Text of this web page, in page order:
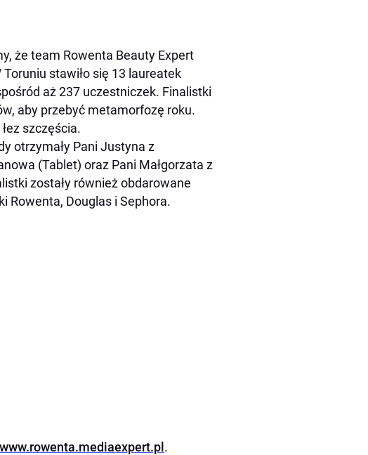
że team Rowenta Beauty Expert
stawiło się 13 laureatek
aż 237 uczestniczek. Finalistki
aby przebyć metamorfozę roku.
szczęścia.
otrzymały Pani Justyna z
(Tablet) oraz Pani Małgorzata z
zostały również obdarowane
Rowenta, Douglas i Sephora.
www.rowenta.mediaexpert.pl .